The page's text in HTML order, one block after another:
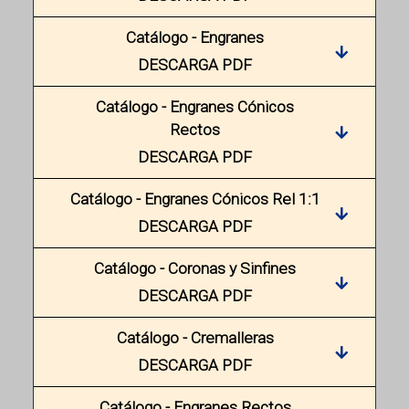
Catálogo - Engranes
DESCARGA PDF
Catálogo - Engranes Cónicos
Rectos
DESCARGA PDF
Catálogo - Engranes Cónicos Rel 1:1
DESCARGA PDF
Catálogo - Coronas y Sinfines
DESCARGA PDF
Catálogo - Cremalleras
DESCARGA PDF